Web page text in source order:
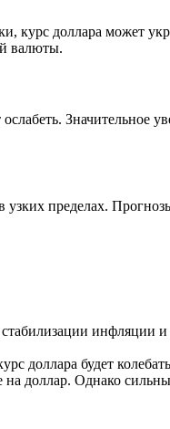
курс доллара может
валюты.
Значительное
узких пределах.
будет
доллар. Однако